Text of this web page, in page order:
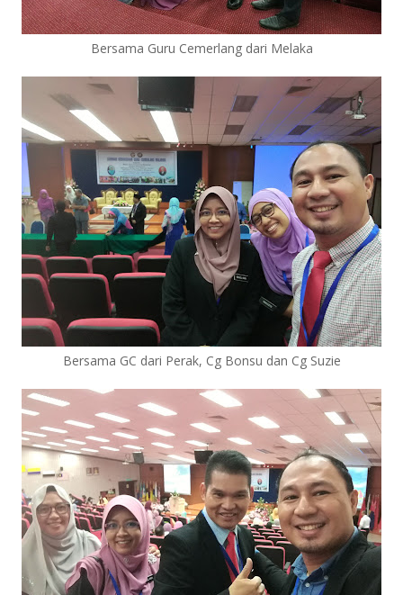
Bersama Guru Cemerlang dari Melaka
Bersama GC dari Perak, Cg Bonsu dan Cg Suzie